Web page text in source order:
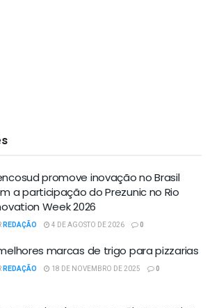
promove inovação no Brasil
a participação do Prezunic no Rio
Week 2026
REDAÇÃO 4 DE AGOSTO DE 2026 0
marcas de trigo para pizzarias
REDAÇÃO 18 DE NOVEMBRO DE 2025 0